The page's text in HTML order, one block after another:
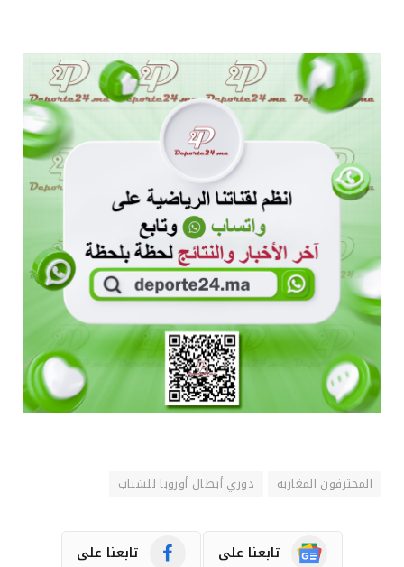
المحترفون المغاربة دوري أبطال أوروبا للشباب
تابعنا على تابعنا على